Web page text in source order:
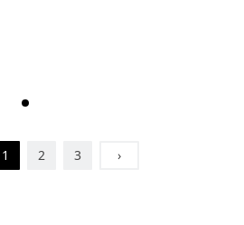
1 2 3 ›